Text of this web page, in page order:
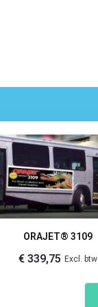
ORAJET® 3109
€ 339,75 Excl. btw